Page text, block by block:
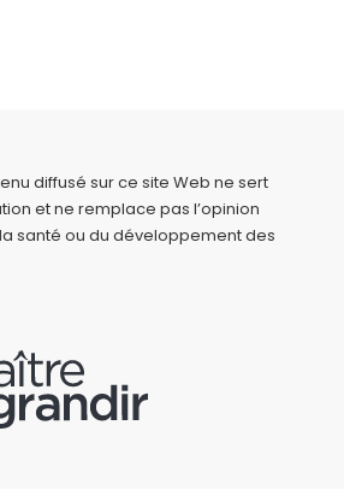
diffusé sur ce site Web ne sert
et ne remplace pas l’opinion
santé ou du développement des